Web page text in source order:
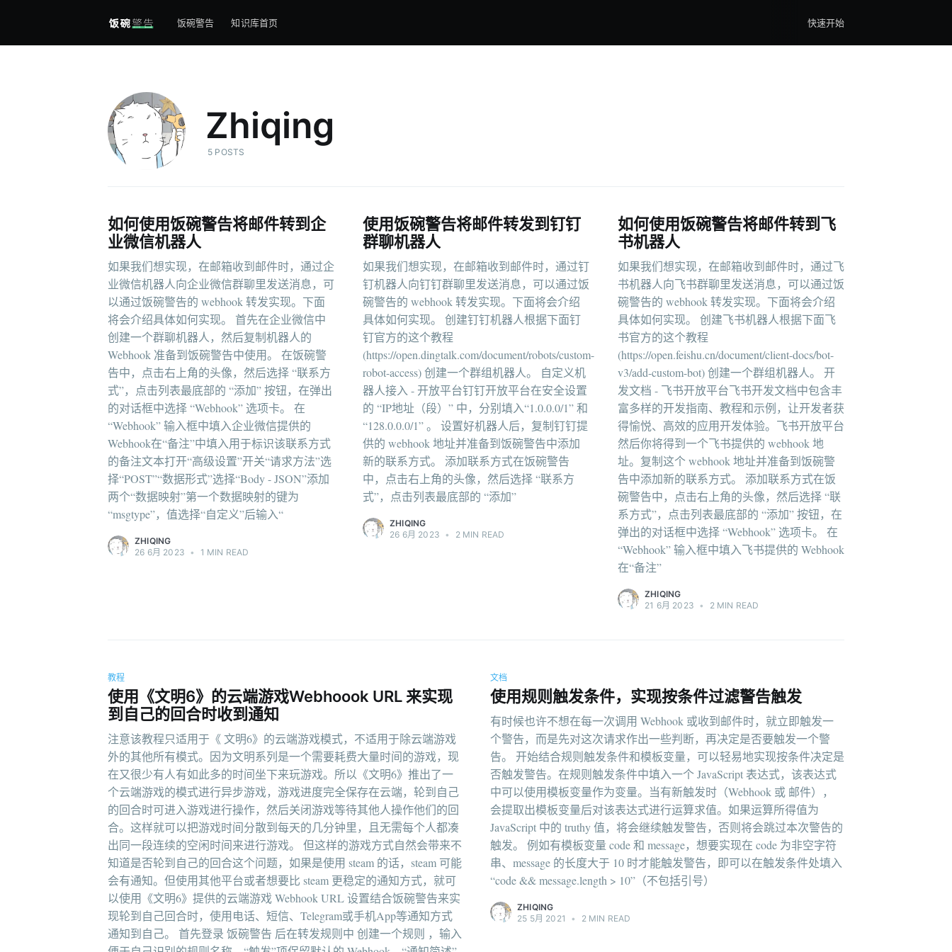
饭碗警告 知识库首页 快速开始
Zhiqing
5 POSTS
如何使用饭碗警告将邮件转到企
业微信机器人
如果我们想实现，在邮箱收到邮件时，通过企
业微信机器人向企业微信群聊里发送消息，可
以通过饭碗警告的 webhook 转发实现。下面
将会介绍具体如何实现。 首先在企业微信中
创建一个群聊机器人，然后复制机器人的
Webhook 准备到饭碗警告中使用。 在饭碗警
告中，点击右上角的头像，然后选择 “联系方
式”，点击列表最底部的 “添加” 按钮，在弹出
的对话框中选择 “Webhook” 选项卡。 在
“Webhook” 输入框中填入企业微信提供的
Webhook在“备注”中填入用于标识该联系方式
的备注文本打开“高级设置”开关“请求方法”选
择“POST”“数据形式”选择“Body - JSON”添加
两个“数据映射”第一个数据映射的键为
“msgtype”，值选择“自定义”后输入“
ZHIQING
26 6月 2023 • 1 MIN READ
使用饭碗警告将邮件转发到钉钉
群聊机器人
如果我们想实现，在邮箱收到邮件时，通过钉
钉机器人向钉钉群聊里发送消息，可以通过饭
碗警告的 webhook 转发实现。下面将会介绍
具体如何实现。 创建钉钉机器人根据下面钉
钉官方的这个教程
(https://open.dingtalk.com/document/robots/custom-
robot-access) 创建一个群组机器人。 自定义机
器人接入 - 开放平台钉钉开放平台在安全设置
的 “IP地址（段）” 中，分别填入“1.0.0.0/1” 和
“128.0.0.0/1” 。 设置好机器人后，复制钉钉提
供的 webhook 地址并准备到饭碗警告中添加
新的联系方式。 添加联系方式在饭碗警告
中，点击右上角的头像，然后选择 “联系方
式”，点击列表最底部的 “添加”
ZHIQING
26 6月 2023 • 2 MIN READ
如何使用饭碗警告将邮件转到飞
书机器人
如果我们想实现，在邮箱收到邮件时，通过飞
书机器人向飞书群聊里发送消息，可以通过饭
碗警告的 webhook 转发实现。下面将会介绍
具体如何实现。 创建飞书机器人根据下面飞
书官方的这个教程
(https://open.feishu.cn/document/client-docs/bot-
v3/add-custom-bot) 创建一个群组机器人。 开
发文档 - 飞书开放平台飞书开发文档中包含丰
富多样的开发指南、教程和示例，让开发者获
得愉悦、高效的应用开发体验。飞书开放平台
然后你将得到一个飞书提供的 webhook 地
址。复制这个 webhook 地址并准备到饭碗警
告中添加新的联系方式。 添加联系方式在饭
碗警告中，点击右上角的头像，然后选择 “联
系方式”，点击列表最底部的 “添加” 按钮，在
弹出的对话框中选择 “Webhook” 选项卡。 在
“Webhook” 输入框中填入飞书提供的 Webhook
在“备注”
ZHIQING
21 6月 2023 • 2 MIN READ
教程
使用《文明6》的云端游戏Webhoook URL 来实现
到自己的回合时收到通知
注意该教程只适用于《 文明6》的云端游戏模式，不适用于除云端游戏
外的其他所有模式。因为文明系列是一个需要耗费大量时间的游戏，现
在又很少有人有如此多的时间坐下来玩游戏。所以《文明6》推出了一
个云端游戏的模式进行异步游戏，游戏进度完全保存在云端，轮到自己
的回合时可进入游戏进行操作，然后关闭游戏等待其他人操作他们的回
合。这样就可以把游戏时间分散到每天的几分钟里，且无需每个人都凑
出同一段连续的空闲时间来进行游戏。 但这样的游戏方式自然会带来不
知道是否轮到自己的回合这个问题，如果是使用 steam 的话，steam 可能
会有通知。但使用其他平台或者想要比 steam 更稳定的通知方式，就可
以使用《文明6》提供的云端游戏 Webhook URL 设置结合饭碗警告来实
现轮到自己回合时，使用电话、短信、Telegram或手机App等通知方式
通知到自己。 首先登录 饭碗警告 后在转发规则中 创建一个规则 ，输入
文档
使用规则触发条件，实现按条件过滤警告触发
有时候也许不想在每一次调用 Webhook 或收到邮件时，就立即触发一
个警告，而是先对这次请求作出一些判断，再决定是否要触发一个警
告。 开始结合规则触发条件和模板变量，可以轻易地实现按条件决定是
否触发警告。在规则触发条件中填入一个 JavaScript 表达式，该表达式
中可以使用模板变量作为变量。当有新触发时（Webhook 或 邮件），
会提取出模板变量后对该表达式进行运算求值。如果运算所得值为
JavaScript 中的 truthy 值，将会继续触发警告，否则将会跳过本次警告的
触发。 例如有模板变量 code 和 message，想要实现在 code 为非空字符
串、message 的长度大于 10 时才能触发警告，即可以在触发条件处填入
“code && message.length > 10”（不包括引号）
ZHIQING
25 5月 2021
• 2 MIN READ